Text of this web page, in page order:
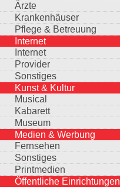
Ärzte
Krankenhäuser
Pflege & Betreuung
Internet
Internet
Provider
Sonstiges
Kunst & Kultur
Musical
Kabarett
Museum
Medien & Werbung
Fernsehen
Sonstiges
Printmedien
Öffentliche Einrichtungen